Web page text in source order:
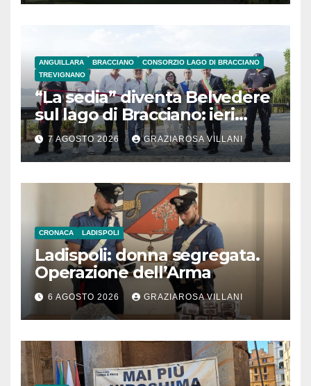
ANGUILLARA BRACCIANO
CONSORZIO LAGO DI BRACCIANO
TREVIGNANO
“La sedia” diventa Belvedere
sul lago di Bracciano: ieri
l’inaugurazione
7 AGOSTO 2026 GRAZIAROSA VILLANI
CRONACA LADISPOLI
Ladispoli: donna segregata.
Operazione dell’Arma
6 AGOSTO 2026 GRAZIAROSA VILLANI